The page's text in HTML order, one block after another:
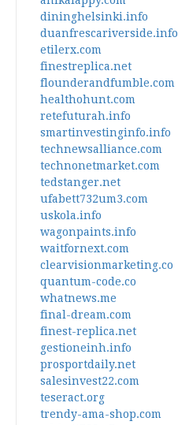
dininghelsinki.info
duanfrescariverside.info
etilerx.com
finestreplica.net
flounderandfumble.com
healthohunt.com
retefuturah.info
smartinvestinginfo.info
technewsalliance.com
technonetmarket.com
tedstanger.net
ufabett732um3.com
uskola.info
wagonpaints.info
waitfornext.com
clearvisionmarketing.co
quantum-code.co
whatnews.me
final-dream.com
finest-replica.net
gestioneinh.info
prosportdaily.net
salesinvest22.com
teseract.org
trendy-ama-shop.com